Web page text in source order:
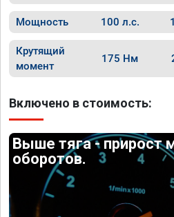
Мощность 100 л.с.
Крутящий
момент
175 Нм
Включено в стоимость:
Выше тяга - прирост
оборотов.